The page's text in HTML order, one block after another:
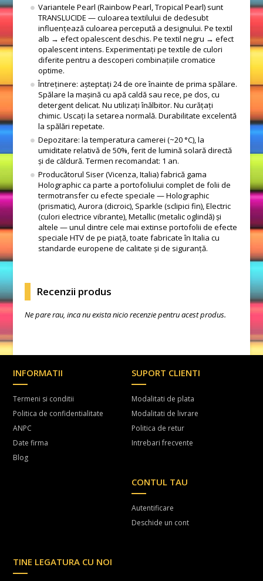
Variantele Pearl (Rainbow Pearl, Tropical Pearl) sunt
TRANSLUCIDE — culoarea textilului de dedesubt
influențează culoarea percepută a designului. Pe textil
alb → efect opalescent deschis. Pe textil negru → efect
opalescent intens. Experimentați pe textile de culori
diferite pentru a descoperi combinațiile cromatice
optime.
Întreținere: așteptați 24 de ore înainte de prima spălare.
Spălare la mașină cu apă caldă sau rece, pe dos, cu
detergent delicat. Nu utilizați înălbitor. Nu curățați
chimic. Uscați la setarea normală. Durabilitate excelentă
la spălări repetate.
Depozitare: la temperatura camerei (~20 °C), la
umiditate relativă de 50%, ferit de lumină solară directă
și de căldură. Termen recomandat: 1 an.
Producătorul Siser (Vicenza, Italia) fabrică gama
Holographic ca parte a portofoliului complet de folii de
termotransfer cu efecte speciale — Holographic
(prismatic), Aurora (dicroic), Sparkle (sclipici fin), Electric
(culori electrice vibrante), Metallic (metalic oglindă) și
altele — unul dintre cele mai extinse portofolii de efecte
speciale HTV de pe piață, toate fabricate în Italia cu
standarde europene de calitate și de siguranță.
Recenzii produs
Ne pare rau, inca nu exista nicio recenzie pentru acest produs.
INFORMATII
Termeni si conditii
Politica de confidentialitate
ANPC
Date firma
Blog
SUPORT CLIENTI
Modalitati de plata
Modalitati de livrare
Politica de retur
Intrebari frecvente
CONTUL TAU
Autentificare
Deschide un cont
TINE LEGATURA CU NOI